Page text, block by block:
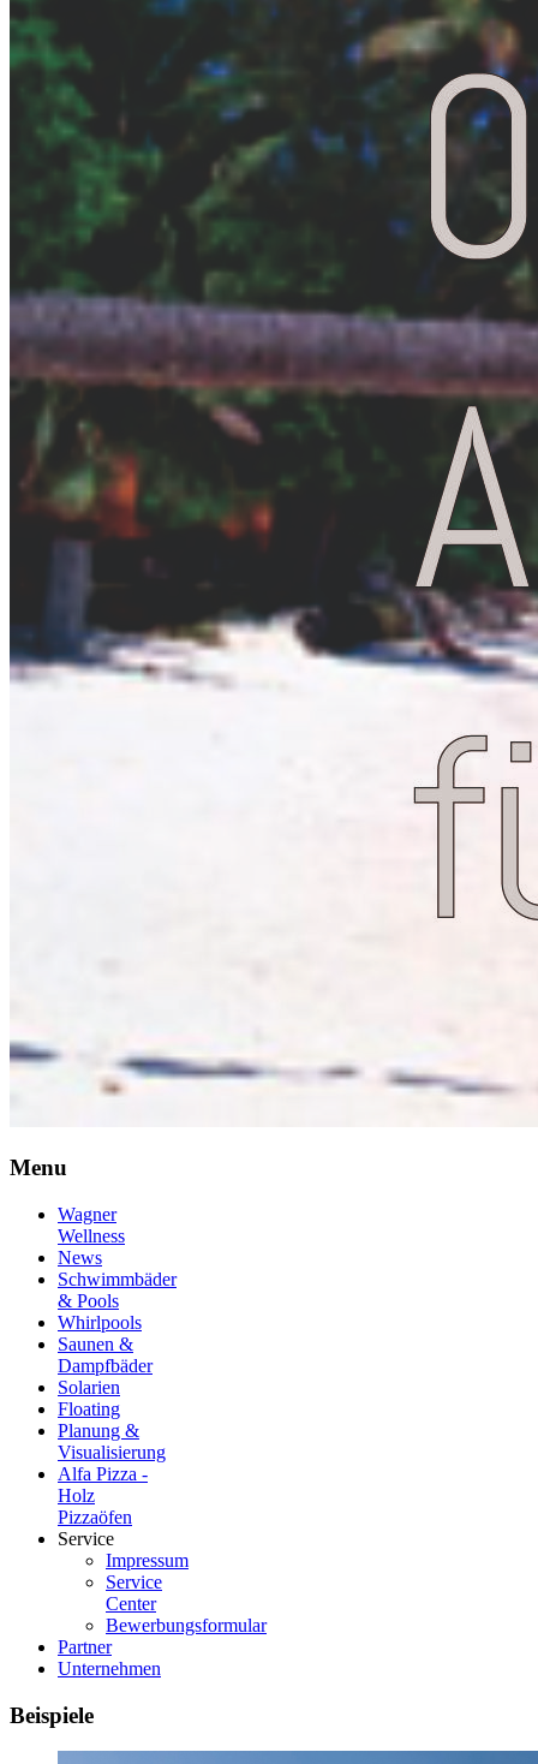
Menu
Wagner
Wellness
News
Schwimmbäder
& Pools
Whirlpools
Saunen &
Dampfbäder
Solarien
Floating
Planung &
Visualisierung
Alfa Pizza -
Holz
Pizzaöfen
Service
Impressum
Service
Center
Bewerbungsformular
Partner
Unternehmen
Beispiele